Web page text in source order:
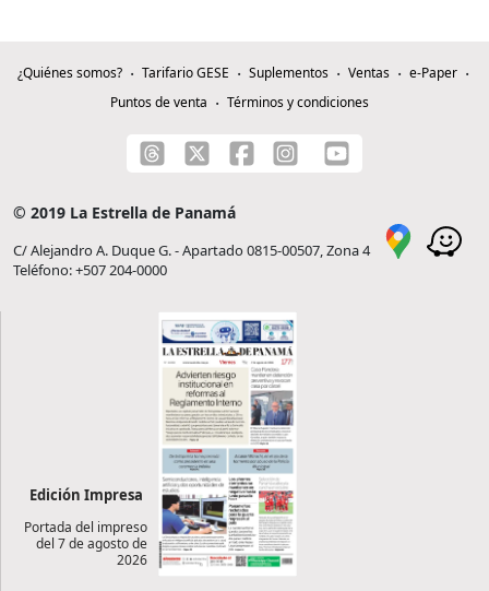
¿Quiénes somos? Tarifario GESE Suplementos Ventas
e-Paper
Puntos de venta
Términos y condiciones
© 2019 La Estrella de Panamá
C/ Alejandro A. Duque G. - Apartado 0815-00507, Zona 4
Teléfono: +507 204-0000
Edición Impresa
Portada del impreso
del 7 de agosto de
2026